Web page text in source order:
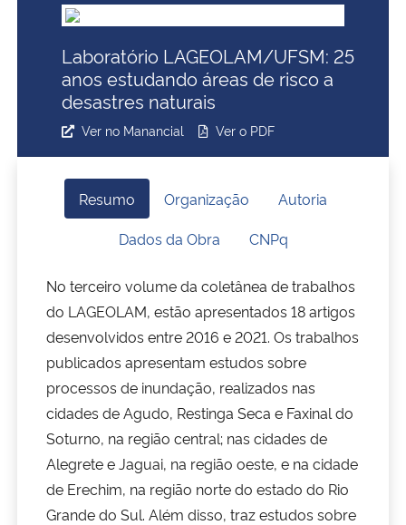
Ministério do Meio Ambiente
Ministério da Mulher, da Família e dos Direitos Humanos
Secretaria de Governo
Gabinete de Segurança Institucional
Advocacia-Geral da União
Banco Central do Brasil
Laboratório LAGEOLAM/UFSM: 25
anos estudando áreas de risco a
desastres naturais
Ver no Manancial Ver o PDF
Resumo Organização
Autoria
Dados da Obra
CNPq
No terceiro volume da coletânea de trabalhos
do LAGEOLAM, estão apresentados 18 artigos
desenvolvidos entre 2016 e 2021. Os trabalhos
publicados apresentam estudos sobre
processos de inundação, realizados nas
cidades de Agudo, Restinga Seca e Faxinal do
Soturno, na região central; nas cidades de
Alegrete e Jaguai, na região oeste, e na cidade
de Erechim, na região norte do estado do Rio
Grande do Sul. Além disso, traz estudos sobre